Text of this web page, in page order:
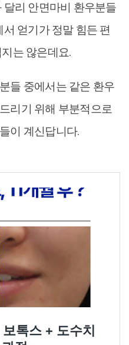
달리 안면마비 환우분들
얻기가 정말 힘든 편
는 않은데요.
들 중에서는 같은 환우
리기 위해 부분적으로
이 계신답니다.